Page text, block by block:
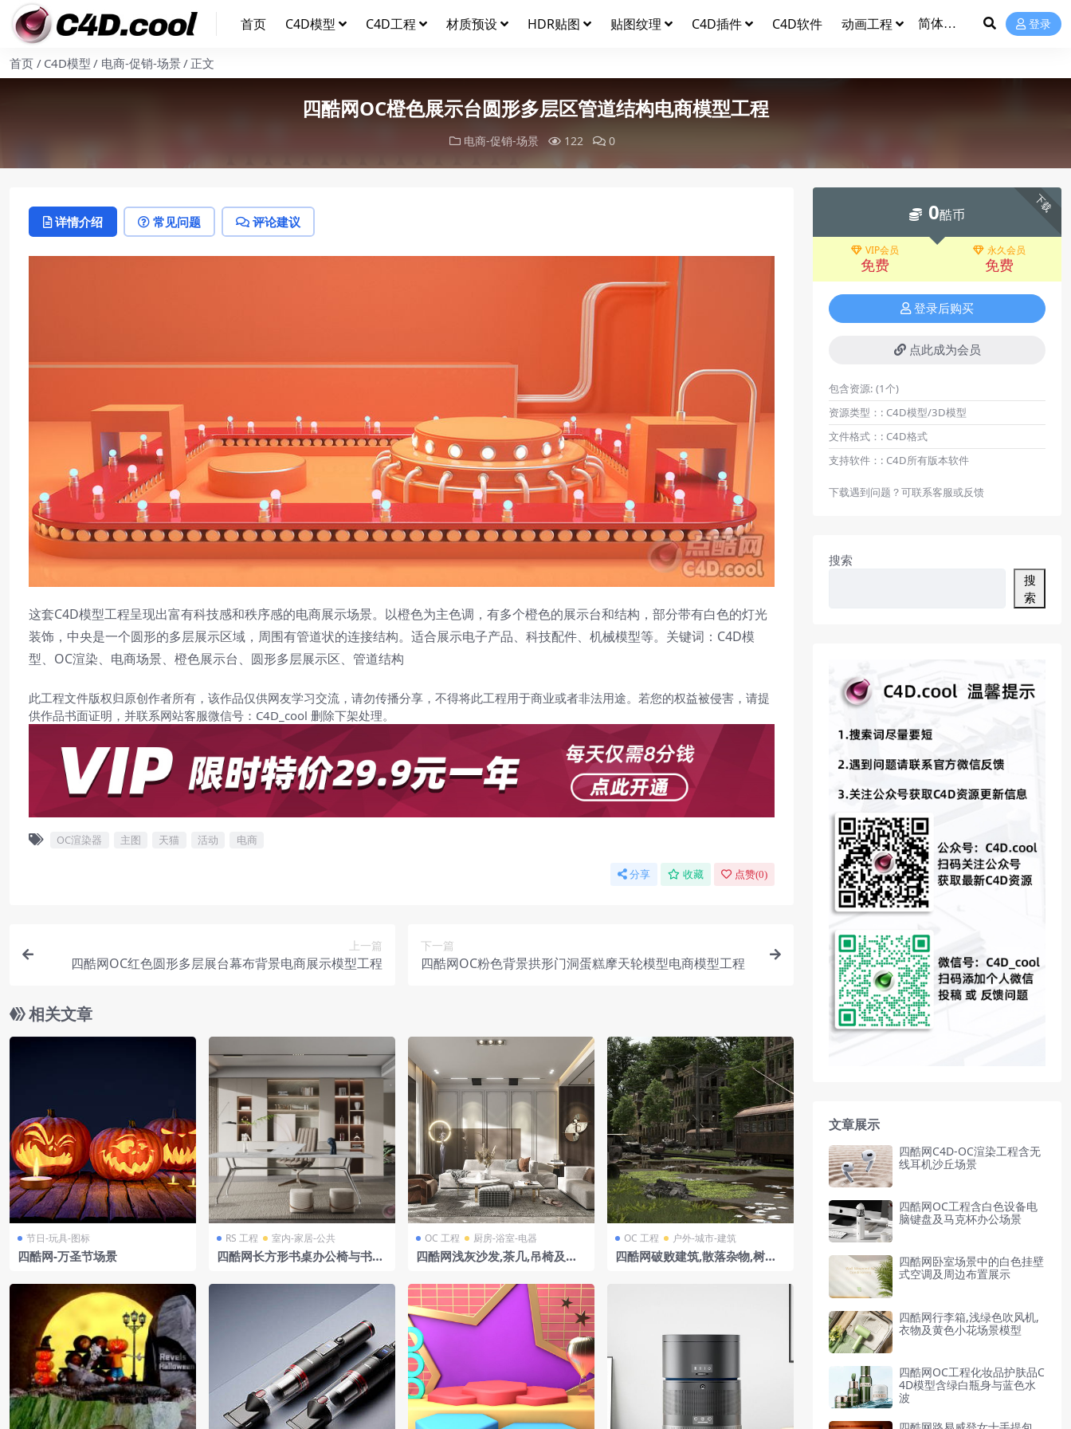
首页 C4D模型 C4D工程 材质预设 HDR贴图 贴图纹理 C4D插件 C4D软件 动画工程 登录
首页 C4D模型 电商-促销-场景 正文
四酷网OC橙色展示台圆形多层区管道结构电商模型工程
电商-促销-场景 122 0
详情介绍 常见问题 评论建议
这套C4D模型工程呈现出富有科技感和秩序感的电商展示场景。以橙色为主色调，有多个橙色的展示台和结构，部分带有白色的灯光
装饰，中央是一个圆形的多层展示区域，周围有管道状的连接结构。适合展示电子产品、科技配件、机械模型等。关键词：C4D模
型、OC渲染、电商场景、橙色展示台、圆形多层展示区、管道结构
此工程文件版权归原创作者所有，该作品仅供网友学习交流，请勿传播分享，不得将此工程用于商业或者非法用途。若您的权益被侵害，请提
供作品书面证明，并联系网站客服微信号：C4D_cool 删除下架处理。
OC渲染器 主图 天猫 活动 电商
分享 收藏 点赞(0)
上一篇
四酷网OC红色圆形多层展台幕布背景电商展示模型工程
下一篇
四酷网OC粉色背景拱形门洞蛋糕摩天轮模型电商模型工程
相关文章
节日-玩具-图标
四酷网-万圣节场景
RS 工程 室内-家居-公共
四酷网长方形书桌办公椅与书房
OC 工程 厨房-浴室-电器
四酷网浅灰沙发,茶几,吊椅及装
OC 工程 户外-城市-建筑
四酷网破败建筑,散落杂物,树木
下载
0酷币
VIP会员
免费
永久会员
免费
登录后购买
点此成为会员
包含资源: (1个)
资源类型：: C4D模型/3D模型
文件格式：: C4D格式
支持软件：: C4D所有版本软件
下载遇到问题？可联系客服或反馈
搜索
搜
索
文章展示
四酷网C4D-OC渲染工程含无
线耳机沙丘场景
四酷网OC工程含白色设备电
脑键盘及马克杯办公场景
四酷网卧室场景中的白色挂壁
式空调及周边布置展示
四酷网行李箱,浅绿色吹风机,
衣物及黄色小花场景模型
四酷网OC工程化妆品护肤品C
4D模型含绿白瓶身与蓝色水
波